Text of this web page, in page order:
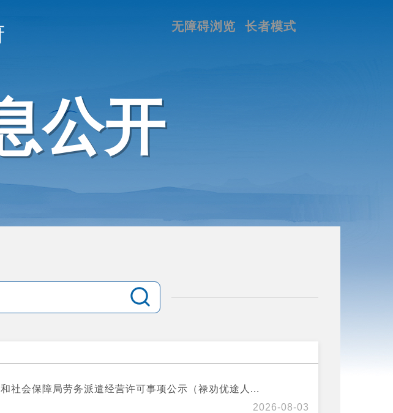
长者模式
无障碍浏览
公开
社会保障局劳务派遣经营许可事项公示（禄劝优途人...
2026-08-03